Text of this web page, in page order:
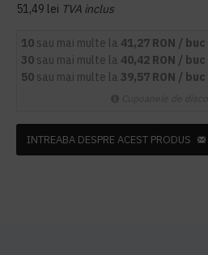
51,49 lei TVA inclus
10 sau mai multe la 41,27 RON / buc
30 sau mai multe la 40,42 RON / buc
50 sau mai multe la 39,57 RON / buc
INTREABA DESPRE ACEST PRODUS